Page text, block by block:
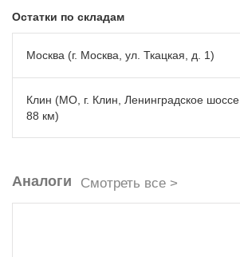
Остатки по складам
Москва (г. Москва, ул. Ткацкая, д. 1)
Клин (МО, г. Клин, Ленинградское шоссе
88 км)
Аналоги Смотреть все >